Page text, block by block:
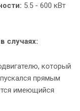
5.5 - 600 кВт
случаях:
который
прямым
имеющийся